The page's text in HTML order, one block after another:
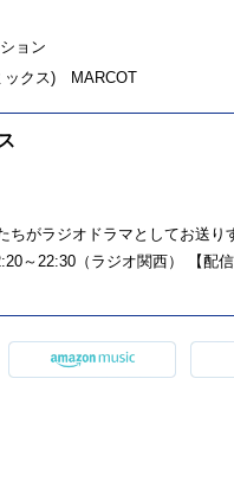
ョン
ックス) MARCOT
ちがラジオドラマとしてお送
～22:30（ラジオ関西） 【配